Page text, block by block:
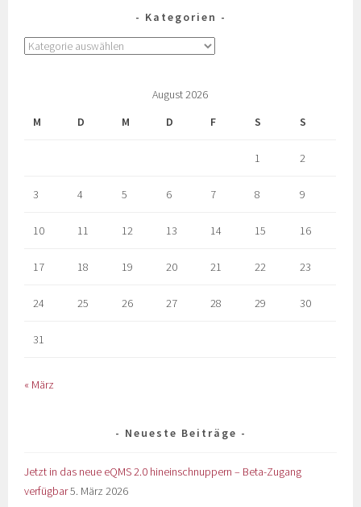
Kategorien
August 2026
M
D M D F S S
1 2
3 4 5 6 7 8 9
10 11 12 13 14 15 16
17 18 19 20 21 22 23
24 25 26 27 28 29 30
31
« März
Neueste Beiträge
Jetzt in das neue eQMS 2.0 hineinschnuppern – Beta-Zugang
verfügbar5. März 2026